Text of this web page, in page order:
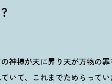
？
神様が天に昇り天が万物の
いて、これまでためらって